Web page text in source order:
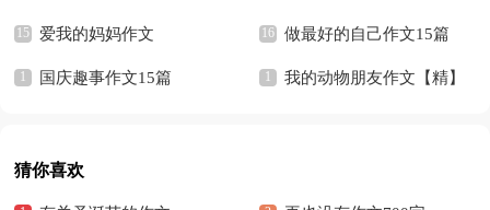
爱我的妈妈作文 做最好的自己作文15篇
国庆趣事作文15篇 我的动物朋友作文【精】
猜你喜欢